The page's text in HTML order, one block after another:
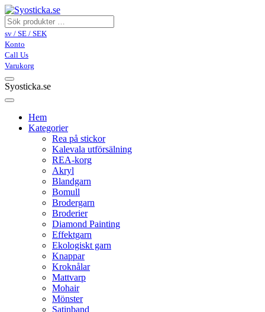
sv / SE / SEK
Konto
Call Us
Varukorg
Syosticka.se
Hem
Kategorier
Rea på stickor
Kalevala utförsälning
REA-korg
Akryl
Blandgarn
Bomull
Brodergarn
Broderier
Diamond Painting
Effektgarn
Ekologiskt garn
Knappar
Kroknålar
Mattvarp
Mohair
Mönster
Satinband